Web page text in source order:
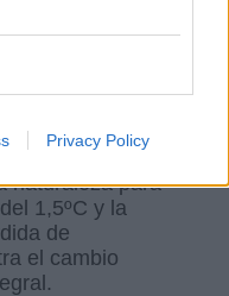
Privacy Policy
especiales del
la Convención
sesión de junio
el papel de
naturaleza para
1,5ºC y la
de
el cambio